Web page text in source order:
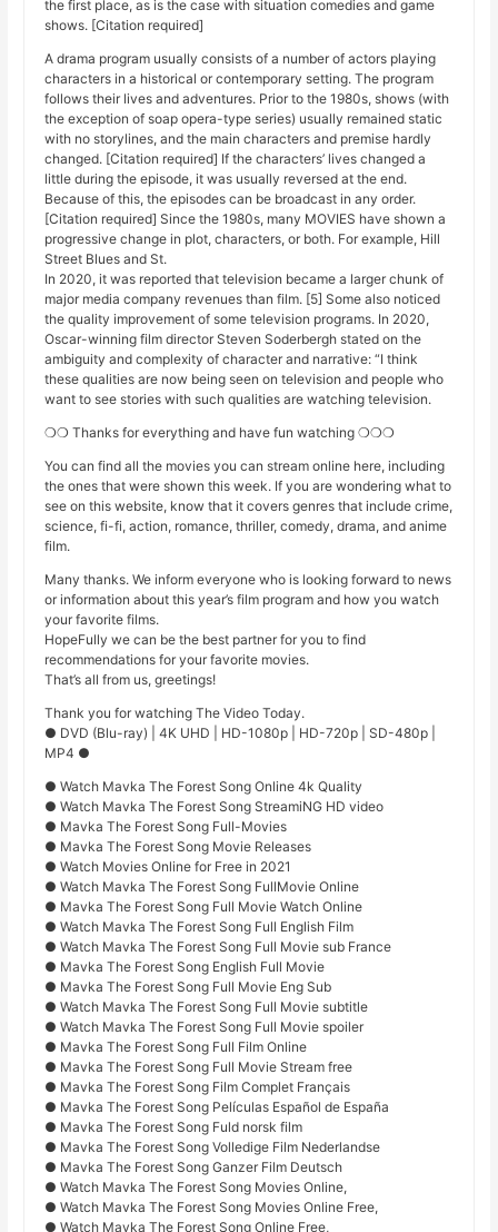
the first place, as is the case with situation comedies and game
shows. [Citation required]
A drama program usually consists of a number of actors playing
characters in a historical or contemporary setting. The program
follows their lives and adventures. Prior to the 1980s, shows (with
the exception of soap opera-type series) usually remained static
with no storylines, and the main characters and premise hardly
changed. [Citation required] If the characters’ lives changed a
little during the episode, it was usually reversed at the end.
Because of this, the episodes can be broadcast in any order.
[Citation required] Since the 1980s, many MOVIES have shown a
progressive change in plot, characters, or both. For example, Hill
Street Blues and St.
In 2020, it was reported that television became a larger chunk of
major media company revenues than film. [5] Some also noticed
the quality improvement of some television programs. In 2020,
Oscar-winning film director Steven Soderbergh stated on the
ambiguity and complexity of character and narrative: “I think
these qualities are now being seen on television and people who
want to see stories with such qualities are watching television.
❍❍ Thanks for everything and have fun watching ❍❍❍
You can find all the movies you can stream online here, including
the ones that were shown this week. If you are wondering what to
see on this website, know that it covers genres that include crime,
science, fi-fi, action, romance, thriller, comedy, drama, and anime
film.
Many thanks. We inform everyone who is looking forward to news
or information about this year’s film program and how you watch
your favorite films.
HopeFully we can be the best partner for you to find
recommendations for your favorite movies.
That’s all from us, greetings!
Thank you for watching The Video Today.
● DVD (Blu-ray) | 4K UHD | HD-1080p | HD-720p | SD-480p |
MP4 ●
● Watch Mavka The Forest Song Online 4k Quality
● Watch Mavka The Forest Song StreamiNG HD video
● Mavka The Forest Song Full-Movies
● Mavka The Forest Song Movie Releases
● Watch Movies Online for Free in 2021
● Watch Mavka The Forest Song FullMovie Online
● Mavka The Forest Song Full Movie Watch Online
● Watch Mavka The Forest Song Full English Film
● Watch Mavka The Forest Song Full Movie sub France
● Mavka The Forest Song English Full Movie
● Mavka The Forest Song Full Movie Eng Sub
● Watch Mavka The Forest Song Full Movie subtitle
● Watch Mavka The Forest Song Full Movie spoiler
● Mavka The Forest Song Full Film Online
● Mavka The Forest Song Full Movie Stream free
● Mavka The Forest Song Film Complet Français
● Mavka The Forest Song Películas Español de España
● Mavka The Forest Song Fuld norsk film
● Mavka The Forest Song Volledige Film Nederlandse
● Mavka The Forest Song Ganzer Film Deutsch
● Watch Mavka The Forest Song Movies Online,
● Watch Mavka The Forest Song Movies Online Free,
● Watch Mavka The Forest Song Online Free,